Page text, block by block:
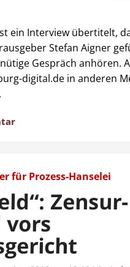
ein Interview übertitelt,
Stefan Aigner
Gespräch anhören.
digital.de in anderen
für Prozess-Hanselei
Zensur-
vors